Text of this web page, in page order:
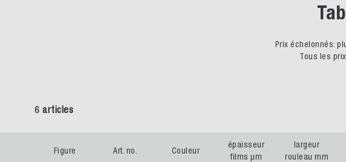
Prix échelonnés:
Tous les
6 articles
Figure Art. no. Couleur
épaisseur
films µm
largeur
rouleau mm